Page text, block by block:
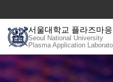
로
메
뉴
서울대학교 플라즈마
Seoul National University
Plasma Application